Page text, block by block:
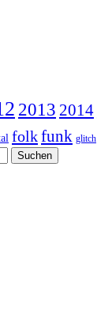
2013 2014
folkfunk glitch